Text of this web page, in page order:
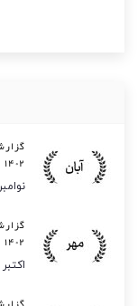
۱۴۰۲
نوامبر 27, 2023
۱۴۰۲
اکتبر 22, 2023